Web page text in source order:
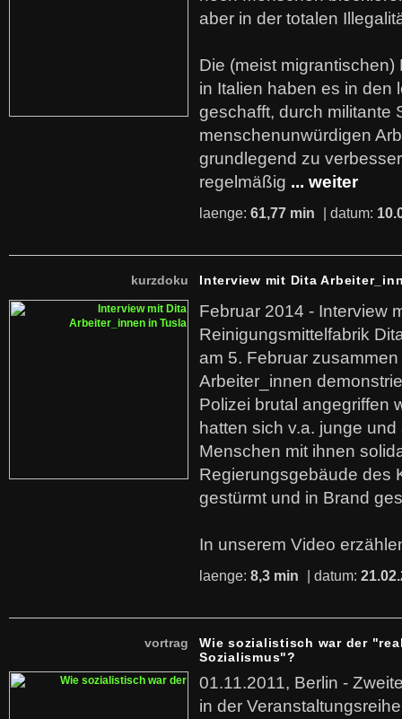
aber in der totalen
Die (meist
in Italien haben es in den
geschafft, durch militante
menschenunwürdigen
grundlegend zu
regelmäßig ... weiter
laenge: 61,77 min | datum:
kurzdoku Interview mit Dita
Februar 2014 - Interview
Reinigungsmittelfabrik
am 5. Februar
Arbeiter_innen
Polizei brutal angegriffen
hatten sich v.a. junge
Menschen mit ihnen
Regierungsgebäude des
gestürmt und in Brand
In unserem Video
laenge: 8,3 min | datum:
vortrag
Wie sozialistisch war der
Sozialismus"?
01.11.2011, Berlin -
in der